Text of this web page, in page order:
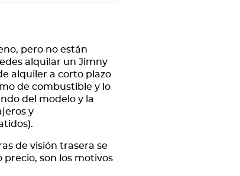
pero no están
alquilar un Jimny
alquiler a corto plazo
de combustible y lo
del modelo y la
y
de visión trasera se
son los motivos